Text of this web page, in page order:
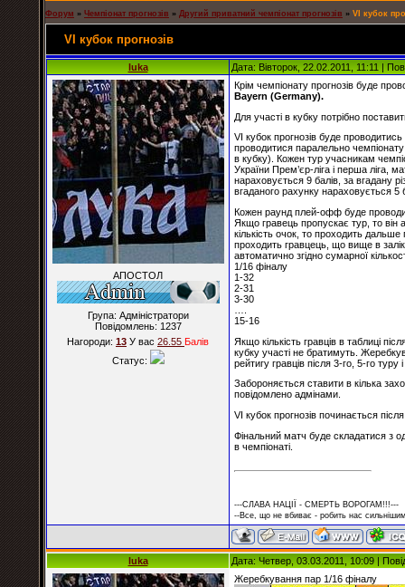
Форум » Чемпіонат прогнозів » Другий приватний чемпіонат прогнозів » VІ кубок
VІ кубок прогнозів
luka Дата: Вівторок, 22.02.2011, 11:11 |
АПОСТОЛ
Група: Адміністратори
Повідомлень: 1237
Нагороди: 13 У вас 26.55 Балiв
Статус:
Крім чемпіонату прогнозів буде
Bayern (Germany).
Для участі в кубку потрібно
VI кубок прогнозів буде проводитись
проводитися паралельно чемпіонату
в кубку). Кожен тур учасникам
України Прем’єр-ліга і перша ліга,
нараховується 9 балів, за вгадану
вгаданого рахунку нараховується 5
Кожен раунд плей-офф буде
Якщо гравець пропускає тур, то він
кількість очок, то проходить
проходить гравцець, що вище в
автоматично згідно сумарної
1/16 фіналу
1-32
2-31
3-30
15-16
Якщо кількість гравців в таблиці
кубку участі не братимуть.
рейтигу гравців після 3-го, 5-го
Забороняється ставити в кілька
повідомлено адмінами.
VІ кубок прогнозів починається
Фінальний матч буде складатися з
в чемпіонаті.
---СЛАВА НАЦІЇ - СМЕРТЬ ВОРОГАМ!!!---
--Все, що не вбиває - робить нас
luka Дата: Четвер, 03.03.2011, 10:09 |
Жеребкування пар 1/16 фіналу